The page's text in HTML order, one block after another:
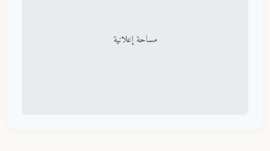
مساحة إعلانية